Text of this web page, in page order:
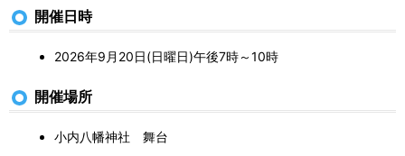
開催日時
2026年9月20日(日曜日)午後7時～10時
開催場所
小内八幡神社 舞台